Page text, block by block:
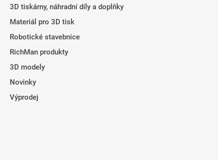
3D tiskárny, náhradní díly a doplňky
Materiál pro 3D tisk
Robotické stavebnice
RichMan produkty
3D modely
Novinky
Výprodej